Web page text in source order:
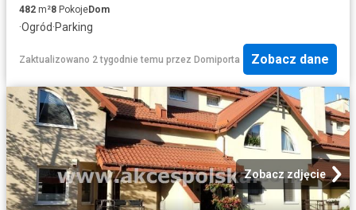
482 m²8 PokojeDom
·Ogród·Parking
Zaktualizowano 2 tygodnie temu przez Domiporta Zobacz dane
Zobacz zdjęcie